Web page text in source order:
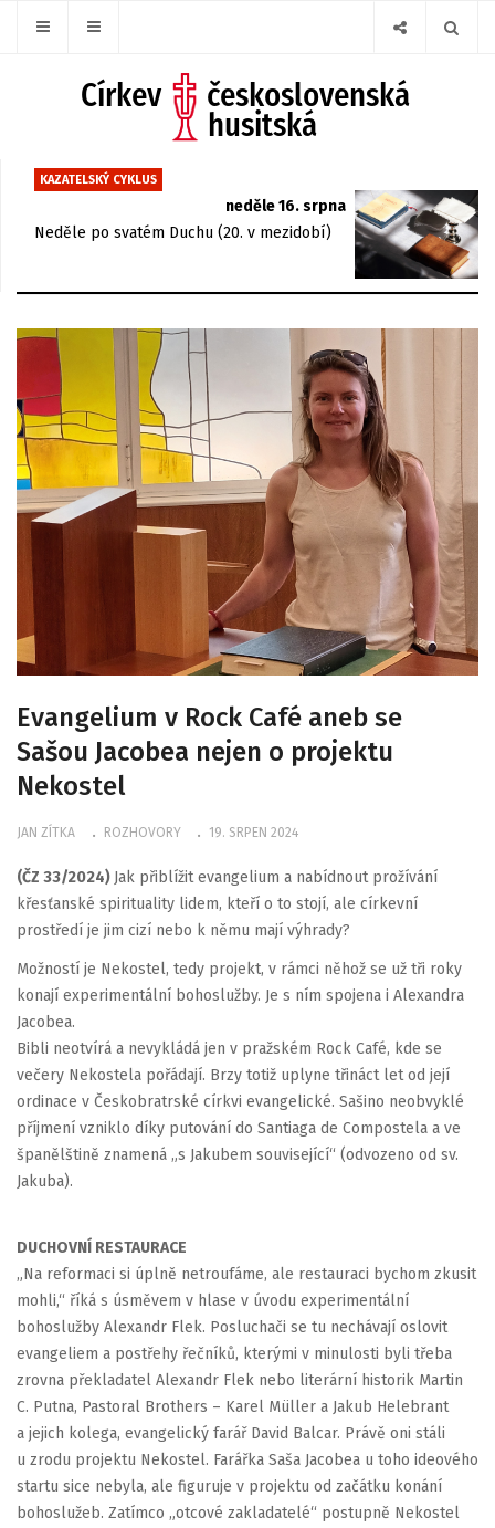
KAZATELSKÝ CYKLUS
neděle 16. srpna
Neděle po svatém Duchu (20. v mezidobí)
Evangelium v Rock Café aneb se
Sašou Jacobea nejen o projektu
Nekostel
JAN ZÍTKA ROZHOVORY 19. SRPEN 2024
(ČZ 33/2024) Jak přiblížit evangelium a nabídnout prožívání
křesťanské spirituality lidem, kteří o to stojí, ale církevní
prostředí je jim cizí nebo k němu mají výhrady?
Možností je Nekostel, tedy projekt, v rámci něhož se už tři roky
konají experimentální bohoslužby. Je s ním spojena i Alexandra
Jacobea.
Bibli neotvírá a nevykládá jen v pražském Rock Café, kde se
večery Nekostela pořádají. Brzy totiž uplyne třináct let od její
ordinace v Českobratrské církvi evangelické. Sašino neobvyklé
příjmení vzniklo díky putování do Santiaga de Compostela a ve
španělštině znamená „s Jakubem související“ (odvozeno od sv.
Jakuba).
DUCHOVNÍ RESTAURACE
„Na reformaci si úplně netroufáme, ale restauraci bychom zkusit
mohli,“ říká s úsměvem v hlase v úvodu experimentální
bohoslužby Alexandr Flek. Posluchači se tu nechávají oslovit
evangeliem a postřehy řečníků, kterými v minulosti byli třeba
zrovna překladatel Alexandr Flek nebo literární historik Martin
C. Putna, Pastoral Brothers – Karel Müller a Jakub Helebrant
a jejich kolega, evangelický farář David Balcar. Právě oni stáli
u zrodu projektu Nekostel. Farářka Saša Jacobea u toho ideového
startu sice nebyla, ale figuruje v projektu od začátku konání
bohoslužeb. Zatímco „otcové zakladatelé“ postupně Nekostel